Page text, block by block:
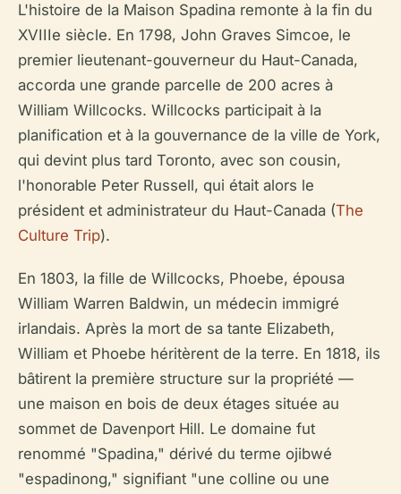
L'histoire de la Maison Spadina remonte à la fin du
XVIIIe siècle. En 1798, John Graves Simcoe, le
premier lieutenant-gouverneur du Haut-Canada,
accorda une grande parcelle de 200 acres à
William Willcocks. Willcocks participait à la
planification et à la gouvernance de la ville de York,
qui devint plus tard Toronto, avec son cousin,
l'honorable Peter Russell, qui était alors le
président et administrateur du Haut-Canada (The
Culture Trip).
En 1803, la fille de Willcocks, Phoebe, épousa
William Warren Baldwin, un médecin immigré
irlandais. Après la mort de sa tante Elizabeth,
William et Phoebe héritèrent de la terre. En 1818, ils
bâtirent la première structure sur la propriété —
une maison en bois de deux étages située au
sommet de Davenport Hill. Le domaine fut
renommé "Spadina," dérivé du terme ojibwé
"espadinong," signifiant "une colline ou une